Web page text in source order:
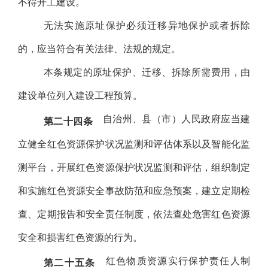
无法实施原址保护必须迁移异地保护或者拆除
的，应当符合有关法律、法规的规定。
本条规定的原址保护、迁移、拆除所需费用，由
建设单位列入建设工程预算。
第二十四条 自治州、县（市）人民政府应当建
立健全红色资源保护状况监测和评估体系以及智能化监
测平台，开展红色资源保护状况监测和评估，组织制定
和实施红色资源安全事故防范和应急预案，建立定期检
查、定期报告和安全责任制度，依法查处危害红色资源
安全和损害红色资源的行为。
第二十五条 红色物质资源实行保护责任人制